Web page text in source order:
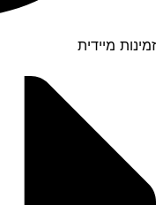
זמינות מיידית